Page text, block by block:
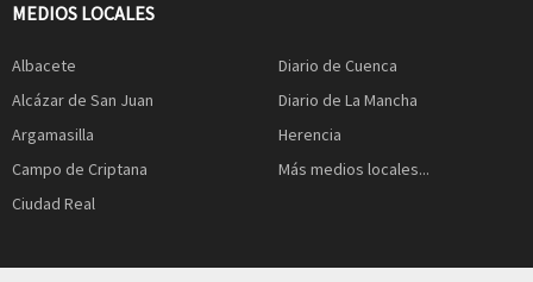
MEDIOS LOCALES
Albacete
Alcázar de San Juan
Argamasilla
Campo de Criptana
Ciudad Real
Diario de Cuenca
Diario de La Mancha
Herencia
Más medios locales...